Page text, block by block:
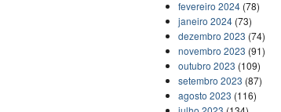
fevereiro 2024 (78)
janeiro 2024 (73)
dezembro 2023 (74)
novembro 2023 (91)
outubro 2023 (109)
setembro 2023 (87)
agosto 2023 (116)